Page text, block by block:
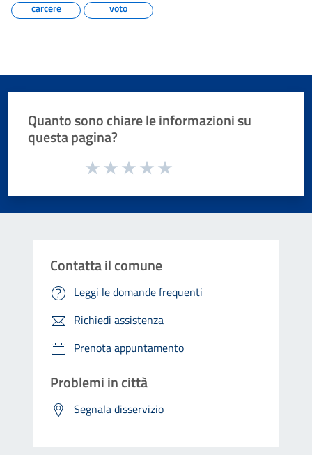
carcere voto
Quanto sono chiare le informazioni su
questa pagina?
Valuta da 1 a 5 stelle la pagina
Contatta il comune
Leggi le domande frequenti
Richiedi assistenza
Prenota appuntamento
Problemi in città
Segnala disservizio